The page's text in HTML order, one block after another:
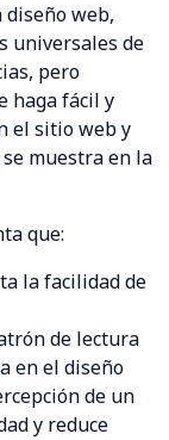
diseño web,
universales de
pero
haga fácil y
el sitio web y
muestra en la
que:
la facilidad de
de lectura
en el diseño
de un
y reduce